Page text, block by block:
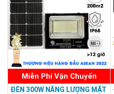
Thương hiệu dẫn
Miễn Phí Vận Chuyển
ĐÈN 300W NĂNG LƯỢNG MẶT